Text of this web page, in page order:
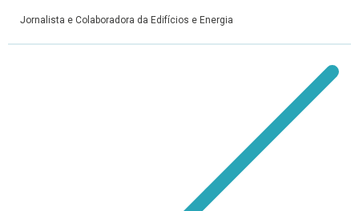
Jornalista e Colaboradora da Edifícios e Energia